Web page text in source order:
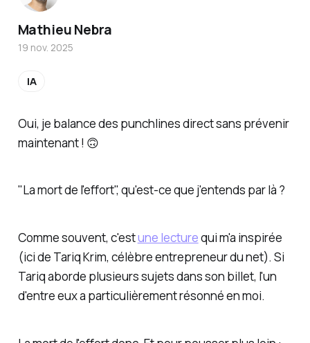
Oui, je balance des punchlines direct sans prévenir
maintenant ! 🙃
"La mort de l'effort", qu'est-ce que j'entends par là ?
Comme souvent, c'estune lecturequi m'a inspirée
(ici de Tariq Krim, célèbre entrepreneur du net). Si
Tariq aborde plusieurs sujets dans son billet, l'un
d'entre eux a particulièrement résonné en moi.
Mathieu Nebra
19 nov. 2025
IA